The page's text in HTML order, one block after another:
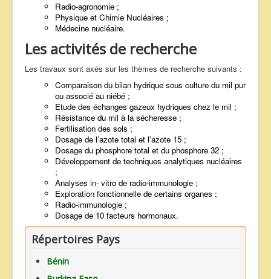
Radio-agronomie ;
Physique et Chimie Nucléaires ;
Médecine nucléaire.
Les activités de recherche
Les travaux sont axés sur les thèmes de recherche suivants :
Comparaison du bilan hydrique sous culture du mil pur
ou associé au niébé ;
Etude des échanges gazeux hydriques chez le mil ;
Résistance du mil à la sécheresse ;
Fertilisation des sols ;
Dosage de l’azote total et l’azote 15 ;
Dosage du phosphore total et du phosphore 32 ;
Développement de techniques analytiques nucléaires
;
Analyses in- vitro de radio-immunologie ;
Exploration fonctionnelle de certains organes ;
Radio-immunologie ;
Dosage de 10 facteurs hormonaux.
Répertoires Pays
Bénin